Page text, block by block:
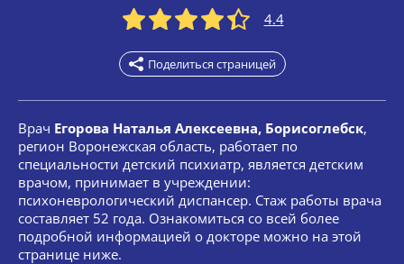
4.4
Поделиться страницей
Врач Егорова Наталья Алексеевна, Борисоглебск,
регион Воронежская область, работает по
специальности детский психиатр, является детским
врачом, принимает в учреждении:
психоневрологический диспансер. Стаж работы врача
составляет 52 года. Ознакомиться со всей более
подробной информацией о докторе можно на этой
странице ниже.